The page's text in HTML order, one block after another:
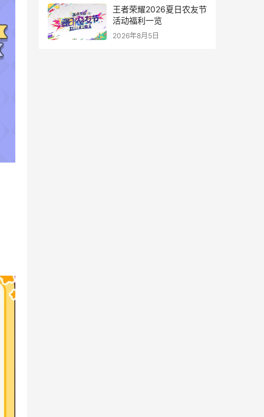
王者荣耀2026夏日农友节
活动福利一览
2026年8月5日